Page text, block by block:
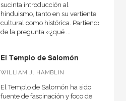
sucinta introducción al
hinduismo, tanto en su vertiente
cultural como histórica. Partiendo
de la pregunta «¿qué ...
El Templo de Salomón
WILLIAM J. HAMBLIN
El Templo de Salomón ha sido
fuente de fascinación y foco de